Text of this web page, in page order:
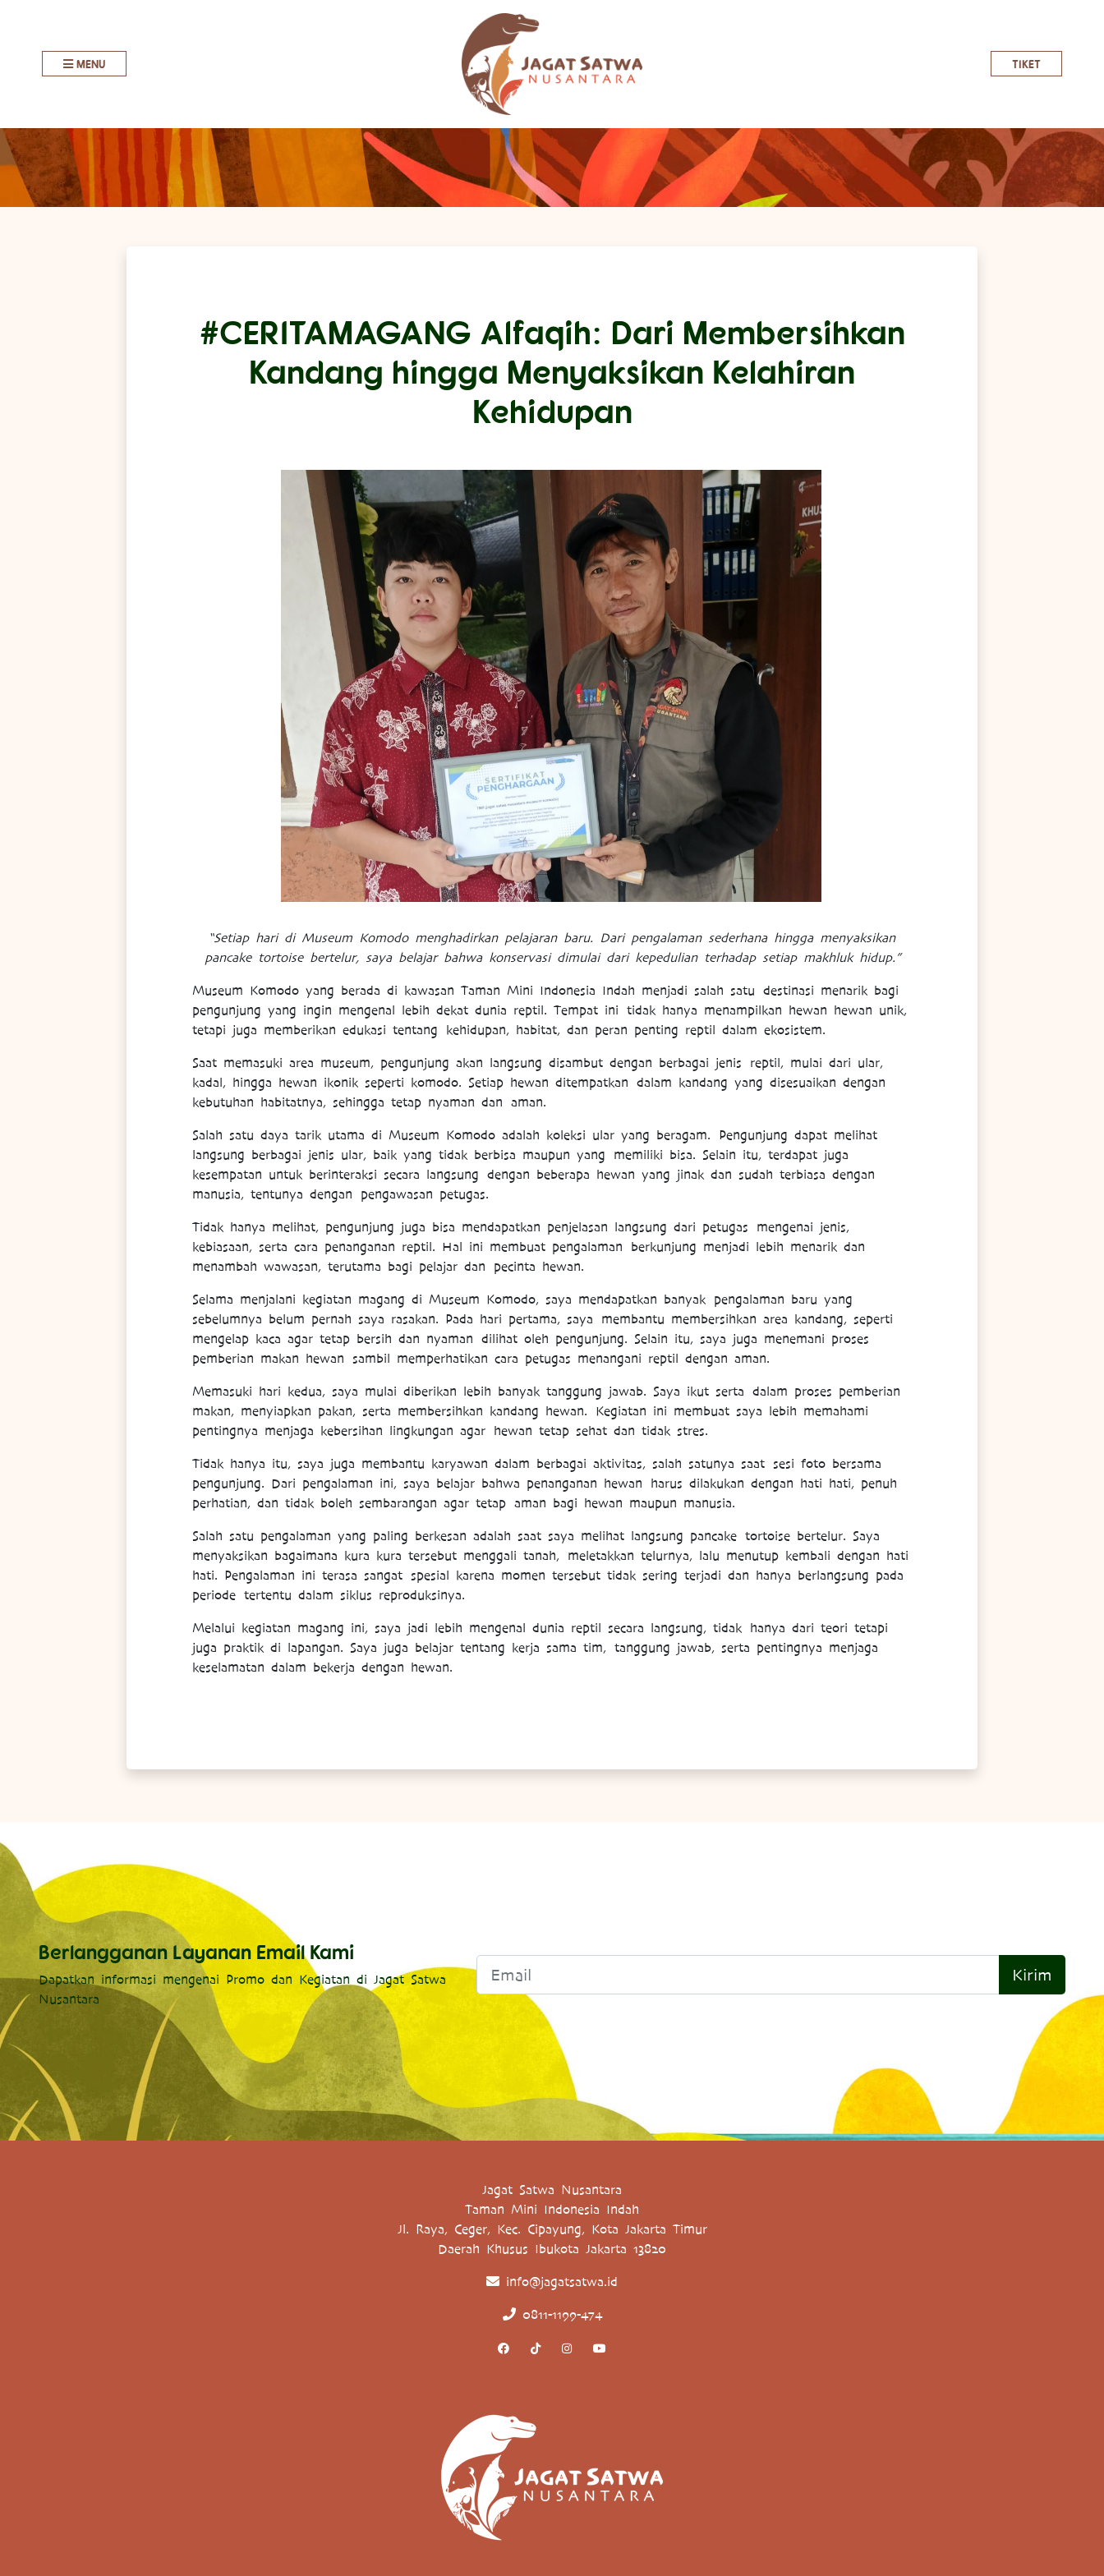
MENU TIKET
#CERITAMAGANG Alfaqih: Dari Membersihkan
Kandang hingga Menyaksikan Kelahiran
Kehidupan
“Setiap hari di Museum Komodo menghadirkan pelajaran baru. Dari pengalaman sederhana hingga menyaksikan
pancake tortoise bertelur, saya belajar bahwa konservasi dimulai dari kepedulian terhadap setiap makhluk hidup.”
Museum Komodo yang berada di kawasan Taman Mini Indonesia Indah menjadi salah satu destinasi menarik bagi
pengunjung yang ingin mengenal lebih dekat dunia reptil. Tempat ini tidak hanya menampilkan hewan hewan unik,
tetapi juga memberikan edukasi tentang kehidupan, habitat, dan peran penting reptil dalam ekosistem.
Saat memasuki area museum, pengunjung akan langsung disambut dengan berbagai jenis reptil, mulai dari ular,
kadal, hingga hewan ikonik seperti komodo. Setiap hewan ditempatkan dalam kandang yang disesuaikan dengan
kebutuhan habitatnya, sehingga tetap nyaman dan aman.
Salah satu daya tarik utama di Museum Komodo adalah koleksi ular yang beragam. Pengunjung dapat melihat
langsung berbagai jenis ular, baik yang tidak berbisa maupun yang memiliki bisa. Selain itu, terdapat juga
kesempatan untuk berinteraksi secara langsung dengan beberapa hewan yang jinak dan sudah terbiasa dengan
manusia, tentunya dengan pengawasan petugas.
Tidak hanya melihat, pengunjung juga bisa mendapatkan penjelasan langsung dari petugas mengenai jenis,
kebiasaan, serta cara penanganan reptil. Hal ini membuat pengalaman berkunjung menjadi lebih menarik dan
menambah wawasan, terutama bagi pelajar dan pecinta hewan.
Selama menjalani kegiatan magang di Museum Komodo, saya mendapatkan banyak pengalaman baru yang
sebelumnya belum pernah saya rasakan. Pada hari pertama, saya membantu membersihkan area kandang, seperti
mengelap kaca agar tetap bersih dan nyaman dilihat oleh pengunjung. Selain itu, saya juga menemani proses
pemberian makan hewan sambil memperhatikan cara petugas menangani reptil dengan aman.
Memasuki hari kedua, saya mulai diberikan lebih banyak tanggung jawab. Saya ikut serta dalam proses pemberian
makan, menyiapkan pakan, serta membersihkan kandang hewan. Kegiatan ini membuat saya lebih memahami
pentingnya menjaga kebersihan lingkungan agar hewan tetap sehat dan tidak stres.
Tidak hanya itu, saya juga membantu karyawan dalam berbagai aktivitas, salah satunya saat sesi foto bersama
pengunjung. Dari pengalaman ini, saya belajar bahwa penanganan hewan harus dilakukan dengan hati hati, penuh
perhatian, dan tidak boleh sembarangan agar tetap aman bagi hewan maupun manusia.
Salah satu pengalaman yang paling berkesan adalah saat saya melihat langsung pancake tortoise bertelur. Saya
menyaksikan bagaimana kura kura tersebut menggali tanah, meletakkan telurnya, lalu menutup kembali dengan hati
hati. Pengalaman ini terasa sangat spesial karena momen tersebut tidak sering terjadi dan hanya berlangsung pada
periode tertentu dalam siklus reproduksinya.
Melalui kegiatan magang ini, saya jadi lebih mengenal dunia reptil secara langsung, tidak hanya dari teori tetapi
juga praktik di lapangan. Saya juga belajar tentang kerja sama tim, tanggung jawab, serta pentingnya menjaga
keselamatan dalam bekerja dengan hewan.
Berlangganan Layanan Email Kami
Dapatkan informasi mengenai Promo dan Kegiatan di Jagat Satwa
Nusantara
Kirim
Jagat Satwa Nusantara
Taman Mini Indonesia Indah
Jl. Raya, Ceger, Kec. Cipayung, Kota Jakarta Timur
Daerah Khusus Ibukota Jakarta 13820
info@jagatsatwa.id
0811-1199-474